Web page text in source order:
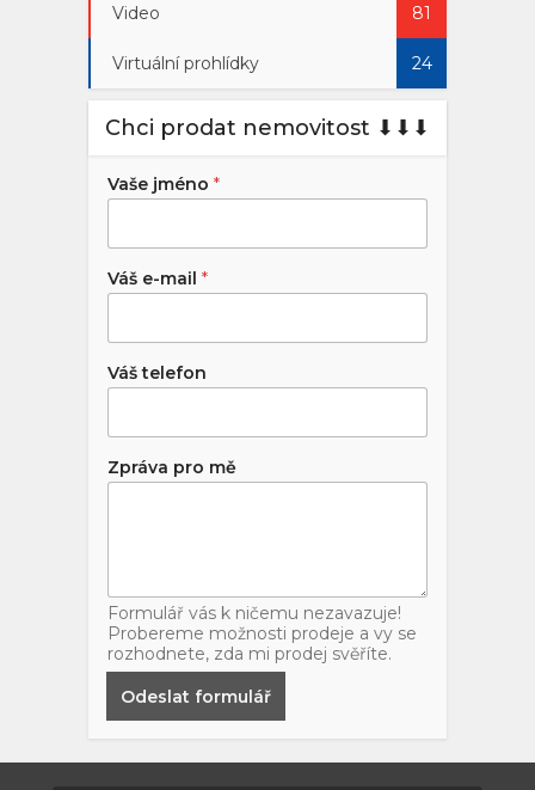
Video 81
Virtuální prohlídky 24
Chci prodat nemovitost ⬇︎⬇︎⬇︎
Vaše jméno *
Váš e-mail *
Váš telefon
Zpráva pro mě
Formulář vás k ničemu nezavazuje!
Probereme možnosti prodeje a vy se
rozhodnete, zda mi prodej svěříte.
Odeslat formulář